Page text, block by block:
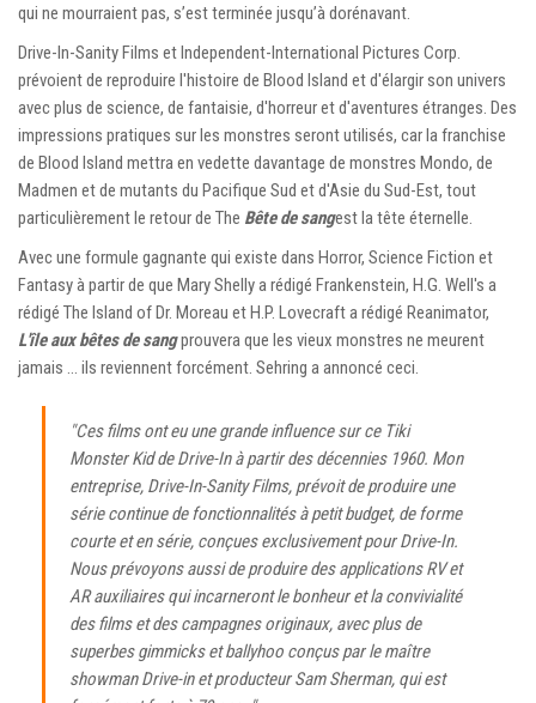
qui ne mourraient pas, s’est terminée jusqu’à dorénavant.
Drive-In-Sanity Films et Independent-International Pictures Corp.
prévoient de reproduire l'histoire de Blood Island et d'élargir son univers
avec plus de science, de fantaisie, d'horreur et d'aventures étranges. Des
impressions pratiques sur les monstres seront utilisés, car la franchise
de Blood Island mettra en vedette davantage de monstres Mondo, de
Madmen et de mutants du Pacifique Sud et d'Asie du Sud-Est, tout
particulièrement le retour de The Bête de sangest la tête éternelle.
Avec une formule gagnante qui existe dans Horror, Science Fiction et
Fantasy à partir de que Mary Shelly a rédigé Frankenstein, H.G. Well's a
rédigé The Island of Dr. Moreau et H.P. Lovecraft a rédigé Reanimator,
L'île aux bêtes de sangprouvera que les vieux monstres ne meurent
jamais … ils reviennent forcément. Sehring a annoncé ceci.
"Ces films ont eu une grande influence sur ce Tiki
Monster Kid de Drive-In à partir des décennies 1960. Mon
entreprise, Drive-In-Sanity Films, prévoit de produire une
série continue de fonctionnalités à petit budget, de forme
courte et en série, conçues exclusivement pour Drive-In.
Nous prévoyons aussi de produire des applications RV et
AR auxiliaires qui incarneront le bonheur et la convivialité
des films et des campagnes originaux, avec plus de
superbes gimmicks et ballyhoo conçus par le maître
showman Drive-in et producteur Sam Sherman, qui est